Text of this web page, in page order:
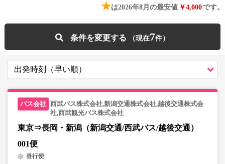
★は2026年8月の最安値 ￥4,000です。
条件を変更する 7
西武バス株式会社,新潟交通株式会社,越後交通株式会
社,西武観光バス株式会社
東京⇒長岡・新潟（新潟交通/西武バス/越後交通）
001便
昼行便